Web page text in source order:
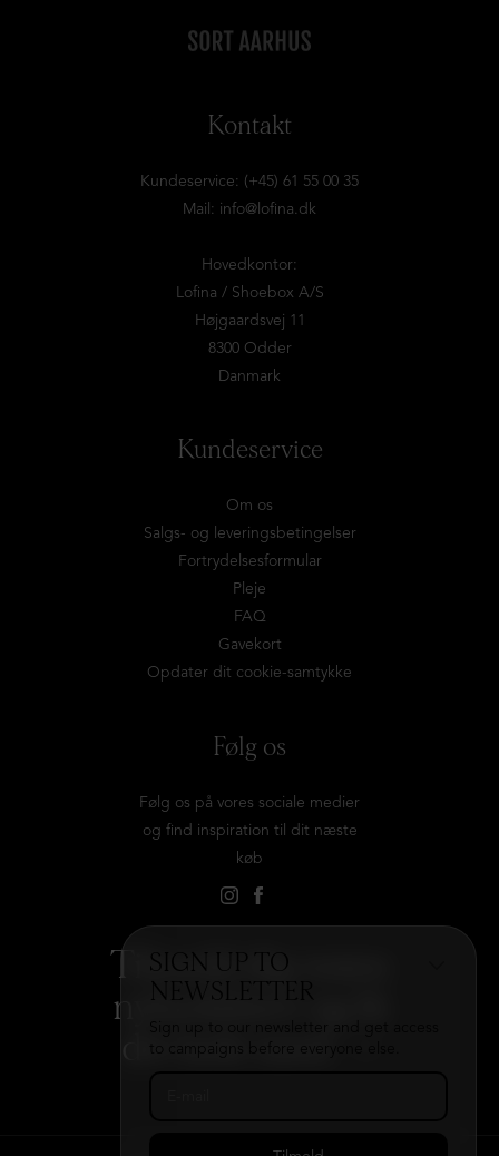
SIGN UP TO
Kontakt
Kundeservice: (+45) 61 55 00 35
Mail: info@lofina.dk
Hovedkontor:
Lofina / Shoebox A/S
Højgaardsvej 11
8300 Odder
Danmark
Kundeservice
Om os
Salgs- og leveringsbetingelser
Fortrydelsesformular
Pleje
FAQ
Gavekort
Opdater dit cookie-samtykke
Følg os
Følg os på vores sociale medier
og find inspiration til dit næste
køb
Tilmeld dig vores
nyhedsbrev og få